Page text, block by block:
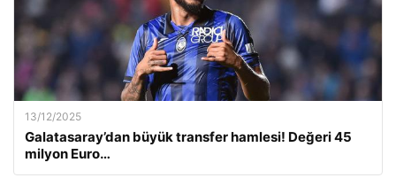
13/12/2025
Galatasaray’dan büyük transfer hamlesi! Değeri 45
milyon Euro…